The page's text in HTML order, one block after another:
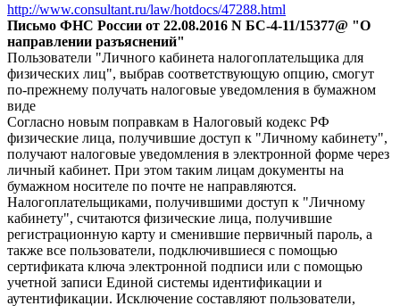
http://www.consultant.ru/law/hotdocs/47288.html
Письмо ФНС России от 22.08.2016 N БС-4-11/15377@ "О
направлении разъяснений"
Пользователи "Личного кабинета налогоплательщика для
физических лиц", выбрав соответствующую опцию, смогут
по-прежнему получать налоговые уведомления в бумажном
виде
Согласно новым поправкам в Налоговый кодекс РФ
физические лица, получившие доступ к "Личному кабинету",
получают налоговые уведомления в электронной форме через
личный кабинет. При этом таким лицам документы на
бумажном носителе по почте не направляются.
Налогоплательщиками, получившими доступ к "Личному
кабинету", считаются физические лица, получившие
регистрационную карту и сменившие первичный пароль, а
также все пользователи, подключившиеся с помощью
сертификата ключа электронной подписи или с помощью
учетной записи Единой системы идентификации и
аутентификации. Исключение составляют пользователи,